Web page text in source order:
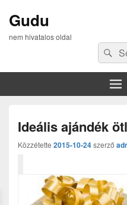
Gudu
nem hivatalos oldal
Search
for:
Ideális ajándék
Közzétette 2015-10-24szerző